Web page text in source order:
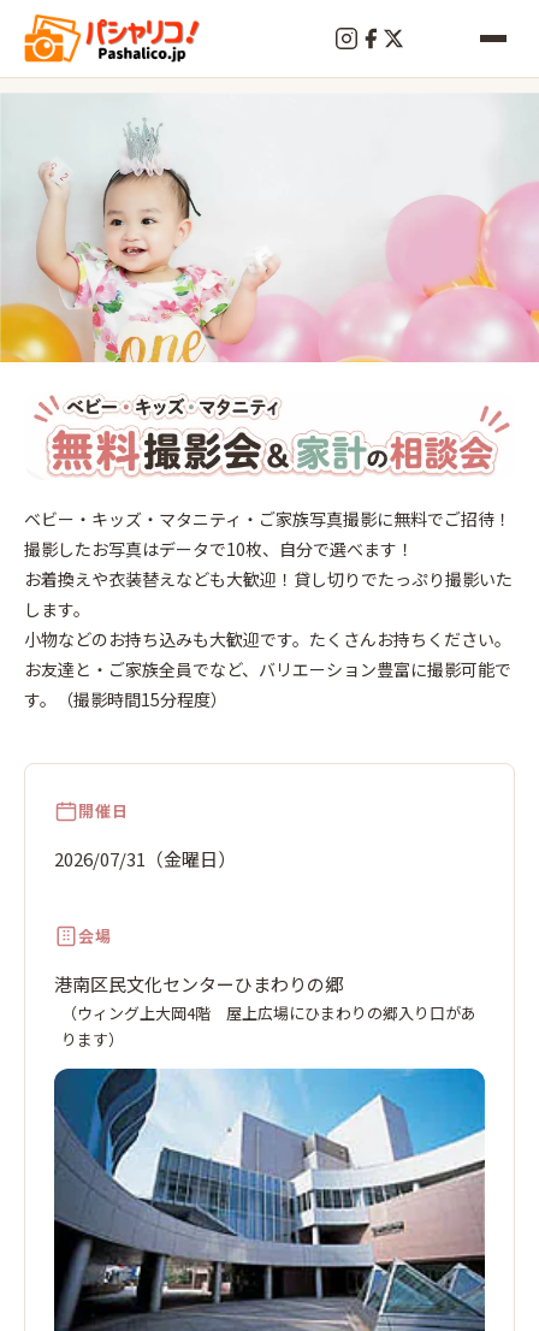
終
了
上大
岡
2026
7 31
日 金
ベビー・キッズ・マタニティ・ご家族写真撮影に無料でご招待！
撮影したお写真はデータで10枚、自分で選べます！
お着換えや衣装替えなども大歓迎！貸し切りでたっぷり撮影いた
します。
小物などのお持ち込みも大歓迎です。たくさんお持ちください。
お友達と・ご家族全員でなど、バリエーション豊富に撮影可能で
す。（撮影時間15分程度）
開催日
2026/07/31（金曜日）
会場
港南区民文化センターひまわりの郷
（ウィング上大岡4階 屋上広場にひまわりの郷入り口があ
ります）